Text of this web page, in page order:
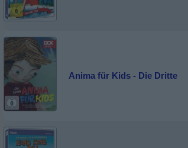
Anima für Kids - Die Dritte